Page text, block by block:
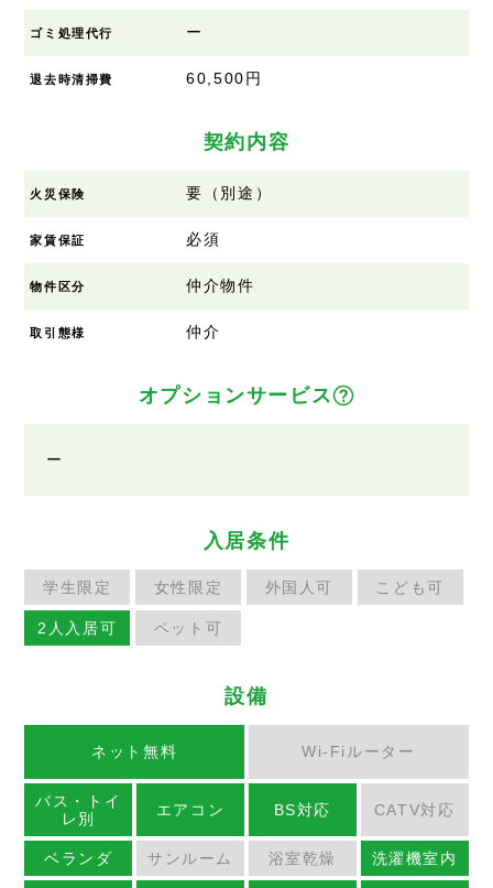
ゴミ処理代行 ー
退去時清掃費 60,500円
契約内容
火災保険 要（別途）
家賃保証 必須
物件区分 仲介物件
取引態様 仲介
オプションサービス
ー
入居条件
学生限定 女性限定 外国人可 こども可
2人入居可 ペット可
設備
ネット無料 Wi-Fiルーター
バス・トイ
レ別
エアコン BS対応 CATV対応
ベランダ サンルーム 浴室乾燥 洗濯機室内